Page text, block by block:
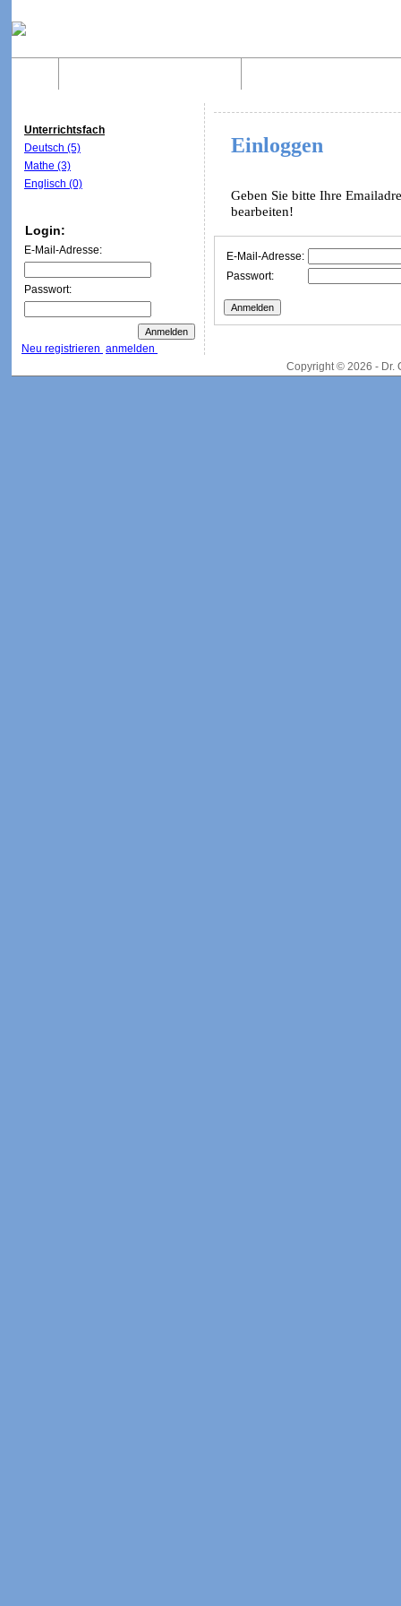
Unterrichtsfach
Deutsch (5)
Mathe (3)
Englisch (0)
Login:
E-Mail-Adresse:
Passwort:
Neu registrieren anmelden
Einloggen
Geben Sie bitte Ihre
bearbeiten!
E-Mail-Adresse:
Passwort:
Copyright © 2026 - Dr.